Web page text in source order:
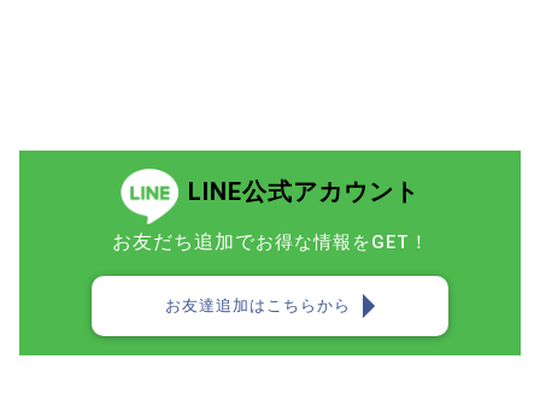
LINE公式アカウント
お友だち追加でお得な情報をGET！
お友達追加はこちらから